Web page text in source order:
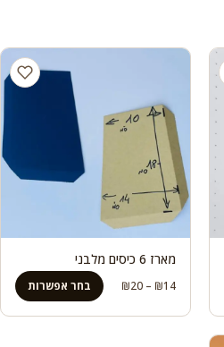
מארז 6 כיסים מלבני
₪14
–
₪20
מחירים:
בחר אפשרות